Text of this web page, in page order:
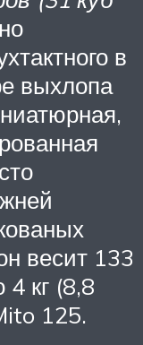
в
выхлопа
весит 133
кг (8,8
125.